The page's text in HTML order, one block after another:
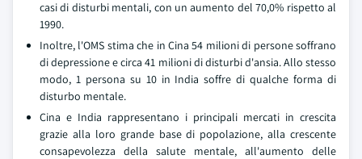
casi di disturbi mentali, con un aumento del 70,0% rispetto al
1990.
Inoltre, l'OMS stima che in Cina 54 milioni di persone soffrano
di depressione e circa 41 milioni di disturbi d'ansia. Allo stesso
modo, 1 persona su 10 in India soffre di qualche forma di
disturbo mentale.
Cina e India rappresentano i principali mercati in crescita
grazie alla loro grande base di popolazione, alla crescente
consapevolezza della salute mentale, all'aumento delle